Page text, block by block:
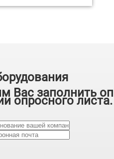
Вас заполнить
опросного листа.